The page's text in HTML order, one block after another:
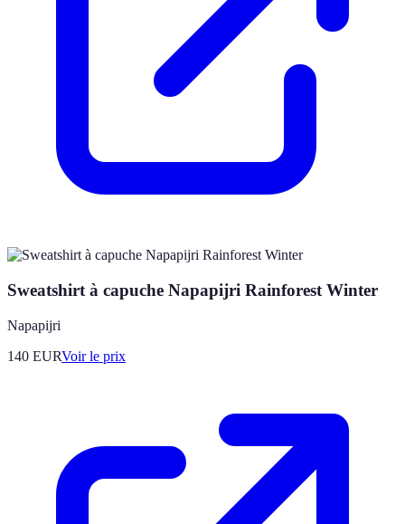
Sweatshirt à capuche Napapijri Rainforest Winter
Napapijri
140 EURVoir le prix